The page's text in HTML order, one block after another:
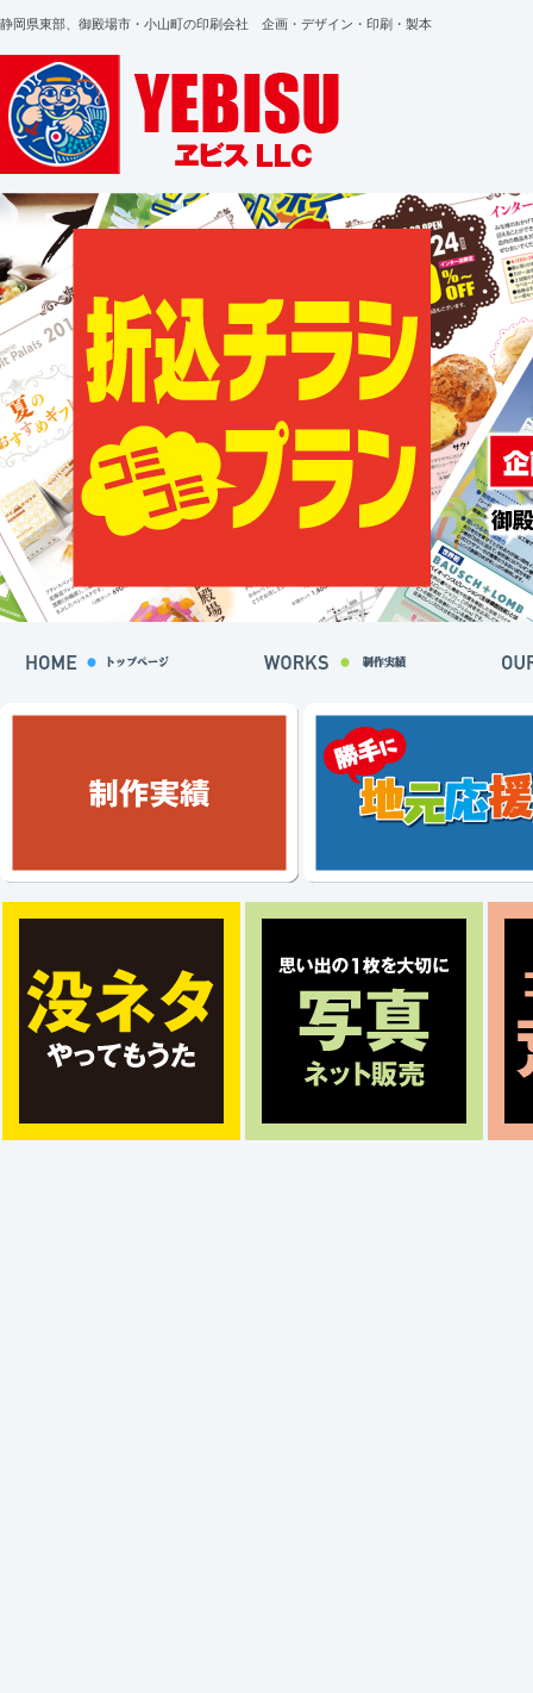
静岡県東部、御殿場市・小山町の印刷会社 企画・デザイン・印刷・製本